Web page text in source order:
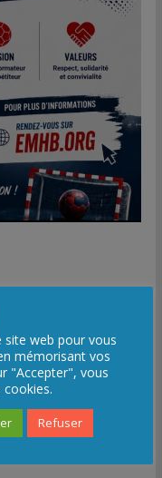
web pour vous
mémorisant vos
"Accepter", vous
cookies.
Refuser